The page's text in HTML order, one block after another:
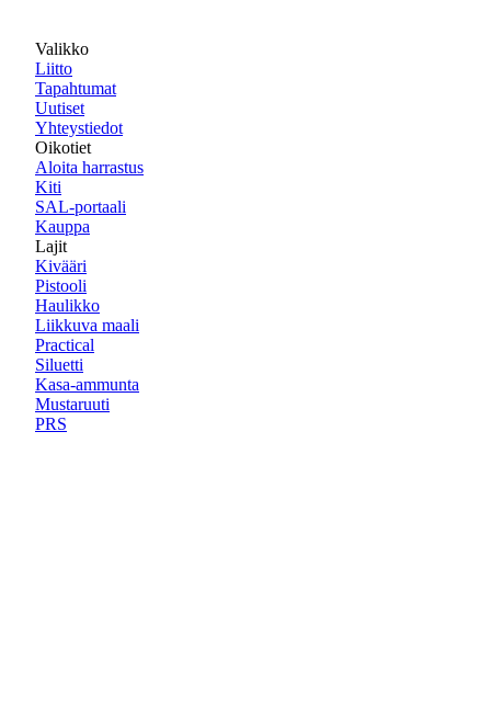
Valikko
Liitto
Tapahtumat
Uutiset
Yhteystiedot
Oikotiet
Aloita harrastus
Kiti
SAL-portaali
Kauppa
Lajit
Kivääri
Pistooli
Haulikko
Liikkuva maali
Practical
Siluetti
Kasa-ammunta
Mustaruuti
PRS